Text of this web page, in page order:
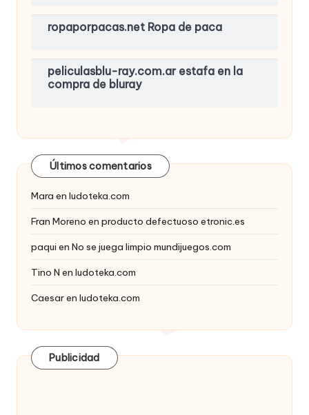
ropaporpacas.net Ropa de paca
peliculasblu-ray.com.ar estafa en la
compra de bluray
Últimos comentarios
Mara en ludoteka.com
Fran Moreno en producto defectuoso etronic.es
paqui en No se juega limpio mundijuegos.com
Tino N en ludoteka.com
Caesaren ludoteka.com
Publicidad